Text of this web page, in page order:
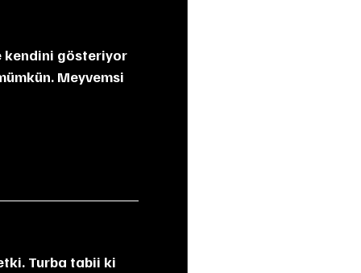
Meyvemsi